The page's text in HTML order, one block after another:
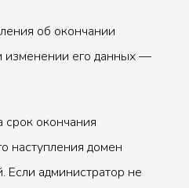
об окончании
изменении его данных —
окончания
наступления домен
Если администратор не